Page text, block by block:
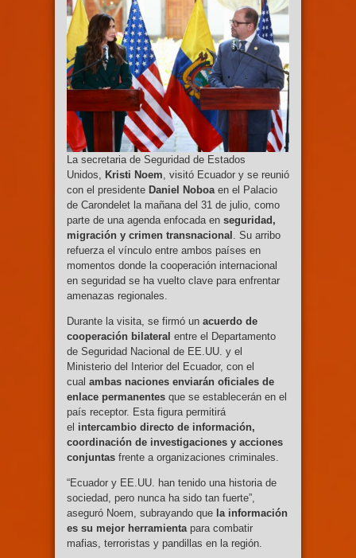
La secretaria de Seguridad de Estados
Unidos,
Kristi Noem , visitó Ecuador y se reunió
con el presidente Daniel Noboa en el Palacio
de Carondelet la mañana del 31 de julio, como
parte de una agenda enfocada en seguridad,
migración y crimen transnacional
. Su arribo
refuerza el vínculo entre ambos países en
momentos donde la cooperación internacional
en seguridad se ha vuelto clave para enfrentar
amenazas regionales.
Durante la visita, se firmó un acuerdo de
cooperación bilateral entre el Departamento
de Seguridad Nacional de EE.UU. y el
Ministerio del Interior del Ecuador, con el
cual ambas naciones enviarán oficiales de
enlace permanentes que se establecerán en el
país receptor. Esta figura permitirá
el intercambio directo de información,
coordinación de investigaciones y acciones
conjuntas frente a organizaciones criminales.
“Ecuador y EE.UU. han tenido una historia de
sociedad, pero nunca ha sido tan fuerte”,
aseguró Noem, subrayando que la información
es su mejor herramienta para combatir
mafias, terroristas y pandillas en la región.